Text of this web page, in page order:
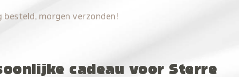
besteld, morgen verzonden!
cadeau voor Sterre